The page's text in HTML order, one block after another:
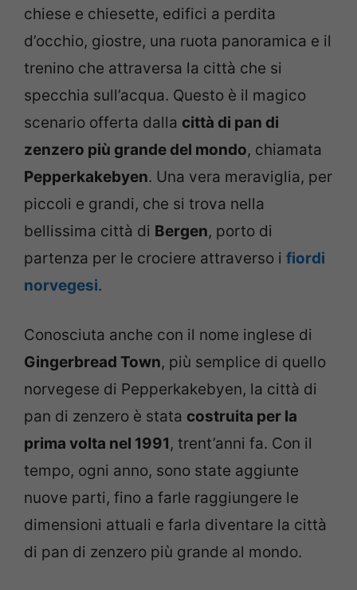
chiese e chiesette, edifici a perdita
d’occhio, giostre, una ruota panoramica e il
trenino che attraversa la città che si
specchia sull’acqua. Questo è il magico
scenario offerta dalla città di pan di
zenzero più grande del mondo, chiamata
Pepperkakebyen. Una vera meraviglia, per
piccoli e grandi, che si trova nella
bellissima città di Bergen, porto di
partenza per le crociere attraverso i fiordi
norvegesi.
Conosciuta anche con il nome inglese di
Gingerbread Town, più semplice di quello
norvegese di Pepperkakebyen, la città di
pan di zenzero è stata costruita per la
prima volta nel 1991, trent’anni fa. Con il
tempo, ogni anno, sono state aggiunte
nuove parti, fino a farle raggiungere le
dimensioni attuali e farla diventare la città
di pan di zenzero più grande al mondo.